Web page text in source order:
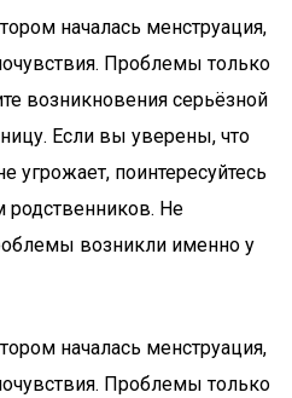
началась менструация,
Проблемы только
возникновения серьёзной
Если вы уверены, что
поинтересуйтесь
родственников. Не
возникли именно у
началась менструация,
Проблемы только